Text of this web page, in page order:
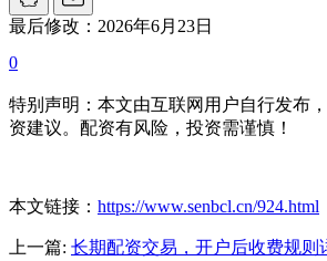
最后修改：2026年6月23日
0
特别声明：本文由互联网用户自行发布
资建议。配资有风险，投资需谨慎！
本文链接： https://www.senbcl.cn/924.html
上一篇: 长期配资交易，开户后收费规则